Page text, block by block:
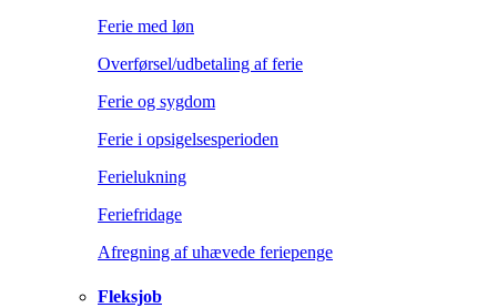
Ferie med løn
Overførsel/udbetaling af ferie
Ferie og sygdom
Ferie i opsigelsesperioden
Ferielukning
Feriefridage
Afregning af uhævede feriepenge
Fleksjob